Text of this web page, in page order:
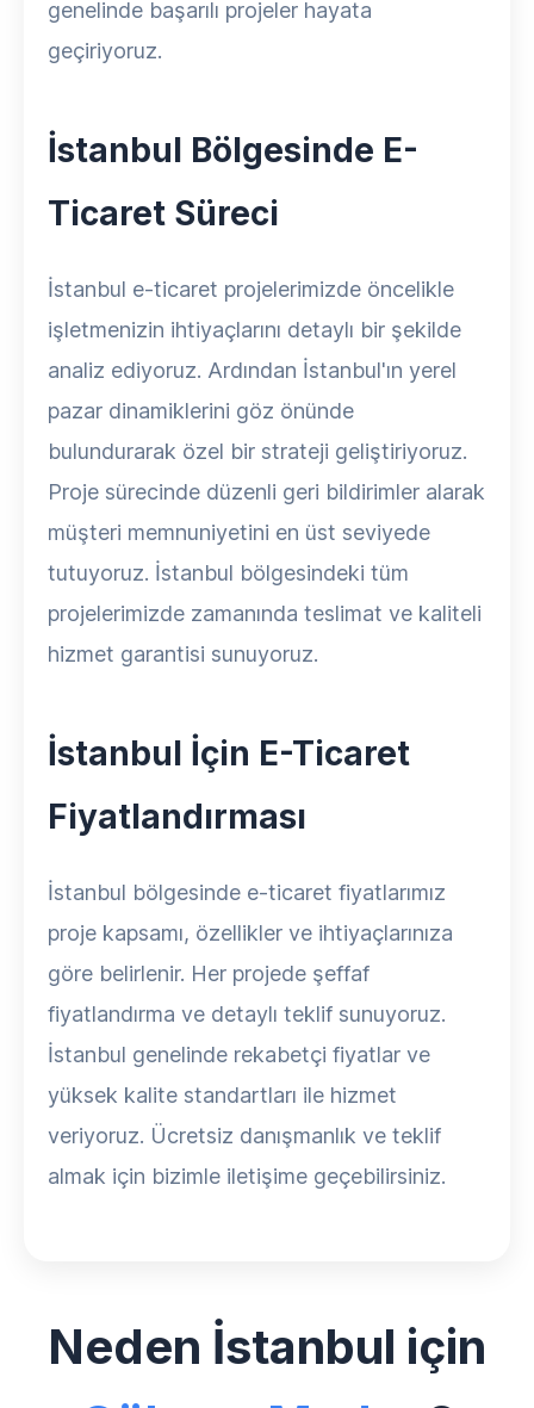
genelinde başarılı projeler hayata
geçiriyoruz.
İstanbul Bölgesinde E-
Ticaret Süreci
İstanbul e-ticaret projelerimizde öncelikle
işletmenizin ihtiyaçlarını detaylı bir şekilde
analiz ediyoruz. Ardından İstanbul'ın yerel
pazar dinamiklerini göz önünde
bulundurarak özel bir strateji geliştiriyoruz.
Proje sürecinde düzenli geri bildirimler alarak
müşteri memnuniyetini en üst seviyede
tutuyoruz. İstanbul bölgesindeki tüm
projelerimizde zamanında teslimat ve kaliteli
hizmet garantisi sunuyoruz.
İstanbul İçin E-Ticaret
Fiyatlandırması
İstanbul bölgesinde e-ticaret fiyatlarımız
proje kapsamı, özellikler ve ihtiyaçlarınıza
göre belirlenir. Her projede şeffaf
fiyatlandırma ve detaylı teklif sunuyoruz.
İstanbul genelinde rekabetçi fiyatlar ve
yüksek kalite standartları ile hizmet
veriyoruz. Ücretsiz danışmanlık ve teklif
almak için bizimle iletişime geçebilirsiniz.
Neden İstanbul için